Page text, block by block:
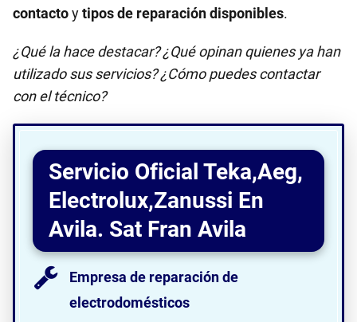
contactoytipos de reparación disponibles.
¿Qué la hace destacar? ¿Qué opinan quienes ya han
utilizado sus servicios? ¿Cómo puedes contactar
con el técnico?
Servicio Oficial Teka,Aeg,
Electrolux,Zanussi En
Avila. Sat Fran Avila
Empresa de reparación de
electrodomésticos